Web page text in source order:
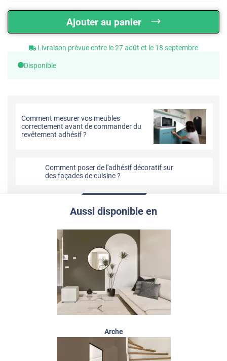
Ajouter au panier
Livraison prévue entre le 27 août et le 18 septembre
Disponible
Comment mesurer vos meubles
correctement avant de commander du
revêtement adhésif ?
Comment poser de l'adhésif décoratif sur
des façades de cuisine ?
Aussi disponible en
Arche